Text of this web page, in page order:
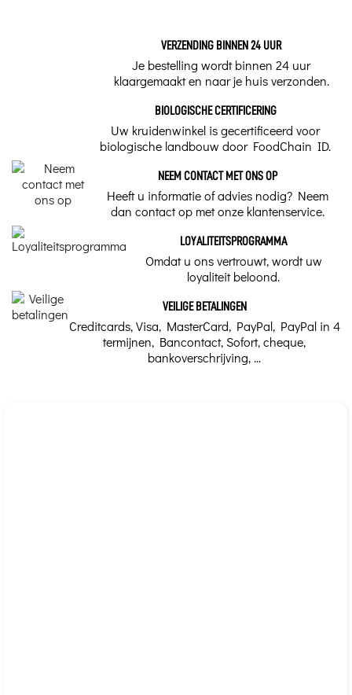
VERZENDING BINNEN 24 UUR
Je bestelling wordt binnen 24 uur
klaargemaakt en naar je huis verzonden.
BIOLOGISCHE CERTIFICERING
Uw kruidenwinkel is gecertificeerd voor
biologische landbouw door FoodChain ID.
NEEM CONTACT MET ONS OP
Heeft u informatie of advies nodig? Neem
dan contact op met onze klantenservice.
LOYALITEITSPROGRAMMA
Omdat u ons vertrouwt, wordt uw
loyaliteit beloond.
VEILIGE BETALINGEN
Creditcards, Visa, MasterCard, PayPal, PayPal in 4
termijnen, Bancontact, Sofort, cheque,
bankoverschrijving, ...